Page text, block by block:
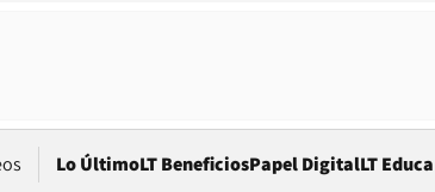
Lo ÚltimoLT BeneficiosPapel DigitalOpens
LT Educa